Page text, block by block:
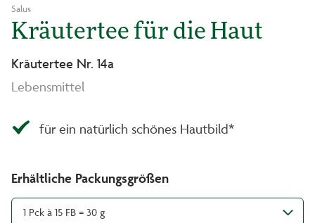
Salus
Kräutertee für die Haut
Kräutertee Nr. 14a
Lebensmittel
für ein natürlich schönes Hautbild*
Erhältliche Packungsgrößen
1 Pck à 15 FB = 30 g